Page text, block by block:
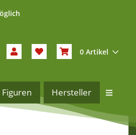
0 Artikel
Figuren Hersteller